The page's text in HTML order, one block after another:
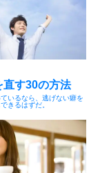
直す30の方法
いるなら、逃げない癖を
きるはずだ。